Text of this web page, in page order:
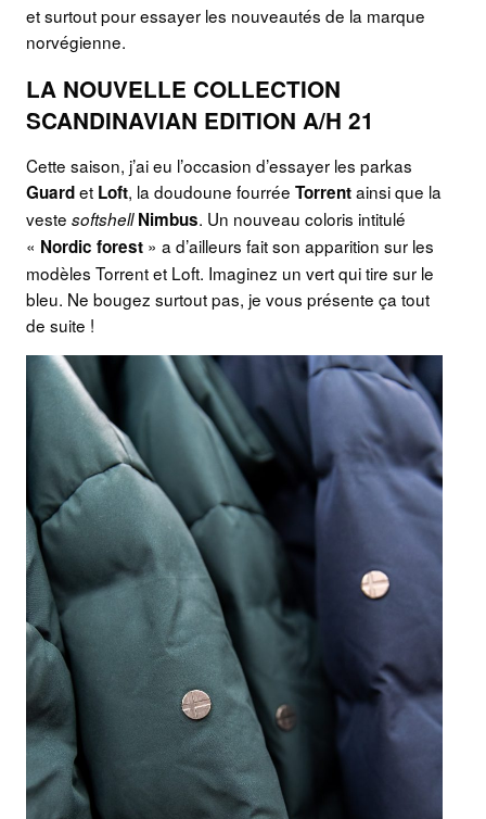
et surtout pour essayer les nouveautés de la marque
norvégienne.
LA NOUVELLE COLLECTION
SCANDINAVIAN EDITION A/H 21
Cette saison, j’ai eu l’occasion d’essayer les parkas
Guardet Loft, la doudoune fourrée Torrentainsi que la
veste softshellNimbus. Un nouveau coloris intitulé
« Nordic forest » a d’ailleurs fait son apparition sur les
modèles Torrent et Loft. Imaginez un vert qui tire sur le
bleu. Ne bougez surtout pas, je vous présente ça tout
de suite !